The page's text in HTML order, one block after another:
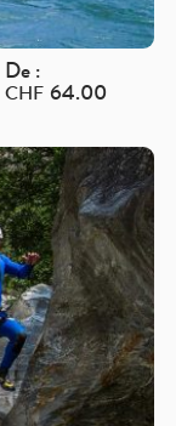
De :
CHF 64.00